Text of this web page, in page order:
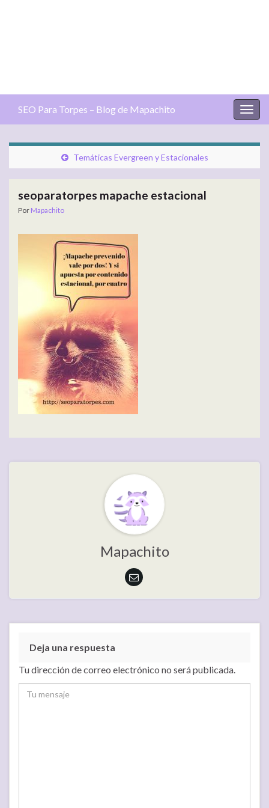
la
SEO Para Torpes – Blog de Mapachito
Temáticas Evergreen y Estacionales
seoparatorpes mapache estacional
Por Mapachito
Mapachito
Deja una respuesta
Tu dirección de correo electrónico no será publicada.